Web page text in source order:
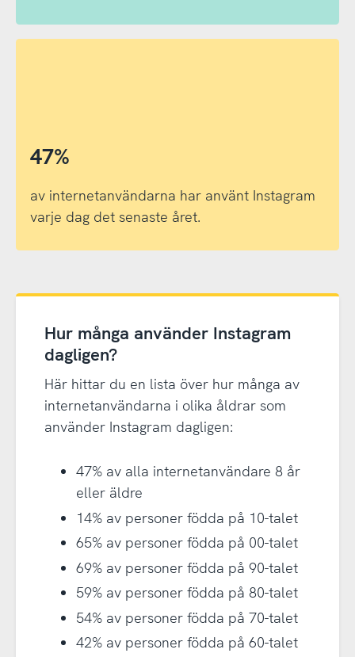
47%
av internetanvändarna har använt Instagram
varje dag det senaste året.
Hur många använder Instagram
dagligen?
Här hittar du en lista över hur många av
internetanvändarna i olika åldrar som
använder Instagram dagligen:
47% av alla internetanvändare 8 år
eller äldre
14% av personer födda på 10-talet
65% av personer födda på 00-talet
69% av personer födda på 90-talet
59% av personer födda på 80-talet
54% av personer födda på 70-talet
42% av personer födda på 60-talet